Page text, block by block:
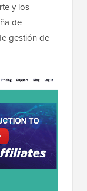
y los
de
gestión de